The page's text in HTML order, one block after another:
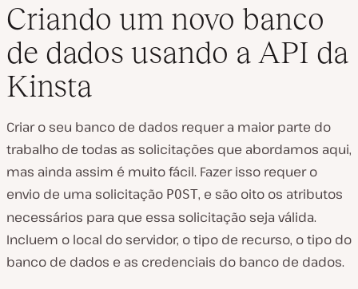
Criando um novo banco
de dados usando a API da
Kinsta
Criar o seu banco de dados requer a maior parte do
trabalho de todas as solicitações que abordamos aqui,
mas ainda assim é muito fácil. Fazer isso requer o
envio de uma solicitação POST, e são oito os atributos
necessários para que essa solicitação seja válida.
Incluem o local do servidor, o tipo de recurso, o tipo do
banco de dados e as credenciais do banco de dados.